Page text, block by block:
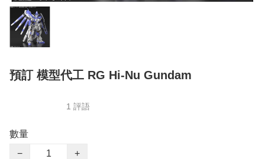
預訂 模型代工 RG Hi-Nu Gundam
1 評語
數量
−
+